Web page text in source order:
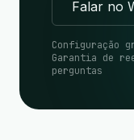
Falar no
Configuração
Garantia de
perguntas